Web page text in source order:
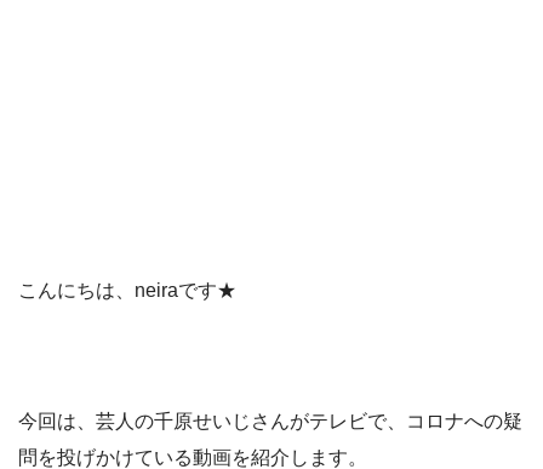
こんにちは、neiraです★
今回は、芸人の千原せいじさんがテレビで、コロナへの疑
問を投げかけている動画を紹介します。